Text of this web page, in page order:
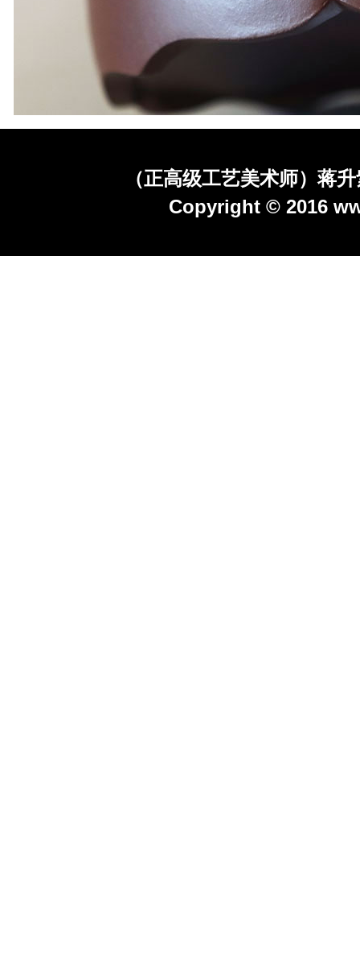
（正高级工艺美术师）蒋
Copyright © 2016